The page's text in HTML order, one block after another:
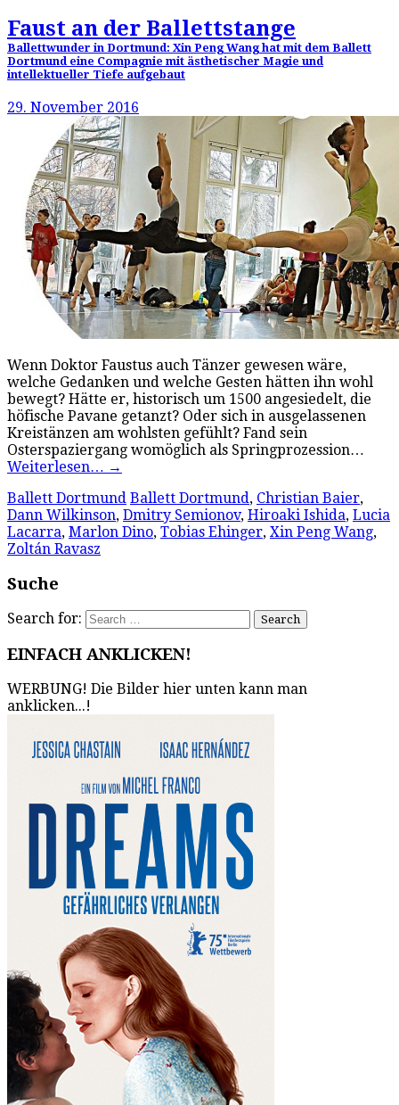
Faust an der Ballettstange
Ballettwunder in Dortmund: Xin Peng Wang hat mit dem Ballett
Dortmund eine Compagnie mit ästhetischer Magie und
intellektueller Tiefe aufgebaut
29. November 2016
Wenn Doktor Faustus auch Tänzer gewesen wäre,
welche Gedanken und welche Gesten hätten ihn wohl
bewegt? Hätte er, historisch um 1500 angesiedelt, die
höfische Pavane getanzt? Oder sich in ausgelassenen
Kreistänzen am wohlsten gefühlt? Fand sein
Osterspaziergang womöglich als Springprozession…
Weiterlesen… →
Ballett Dortmund Ballett Dortmund, Christian Baier,
Dann Wilkinson, Dmitry Semionov, Hiroaki Ishida, Lucia
Lacarra, Marlon Dino, Tobias Ehinger, Xin Peng Wang,
Zoltán Ravasz
Suche
Search for:
EINFACH ANKLICKEN!
WERBUNG! Die Bilder hier unten kann man
anklicken...!